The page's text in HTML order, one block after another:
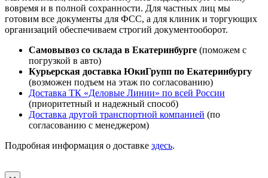
вовремя и в полной сохранности. Для частных лиц мы
готовим все документы для ФСС, а для клиник и торгующих
организаций обеспечиваем строгий документооборот.
Самовывоз со склада в Екатеринбурге (поможем с
погрузкой в авто)
Курьерская доставка ЮкиГрупп по Екатеринбургу
(возможен подъем на этаж по согласованию)
Доставка ТК «Деловые Линии» по всей России
(приоритетный и надежный способ)
Доставка другой транспортной компанией (по
согласованию с менеджером)
Подробная информация о доставке здесь.